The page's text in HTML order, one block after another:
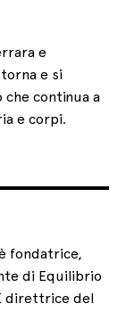
e
e si
continua a
e corpi.
fondatrice,
di Equilibrio
direttrice del